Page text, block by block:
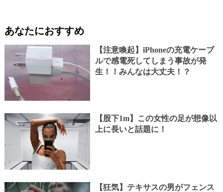
あなたにおすすめ
【注意喚起】iPhoneの充電ケーブ
ルで感電死してしまう事故が発
生！！みんなは大丈夫！？
【股下1m】この女性の足が想像以
上に長いと話題に！
【狂気】テキサスの男がフェンス